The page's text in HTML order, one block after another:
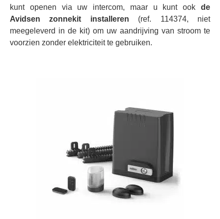
kunt openen via uw intercom, maar u kunt ook de
Avidsen zonnekit installeren (ref. 114374, niet
meegeleverd in de kit) om uw aandrijving van stroom te
voorzien zonder elektriciteit te gebruiken.